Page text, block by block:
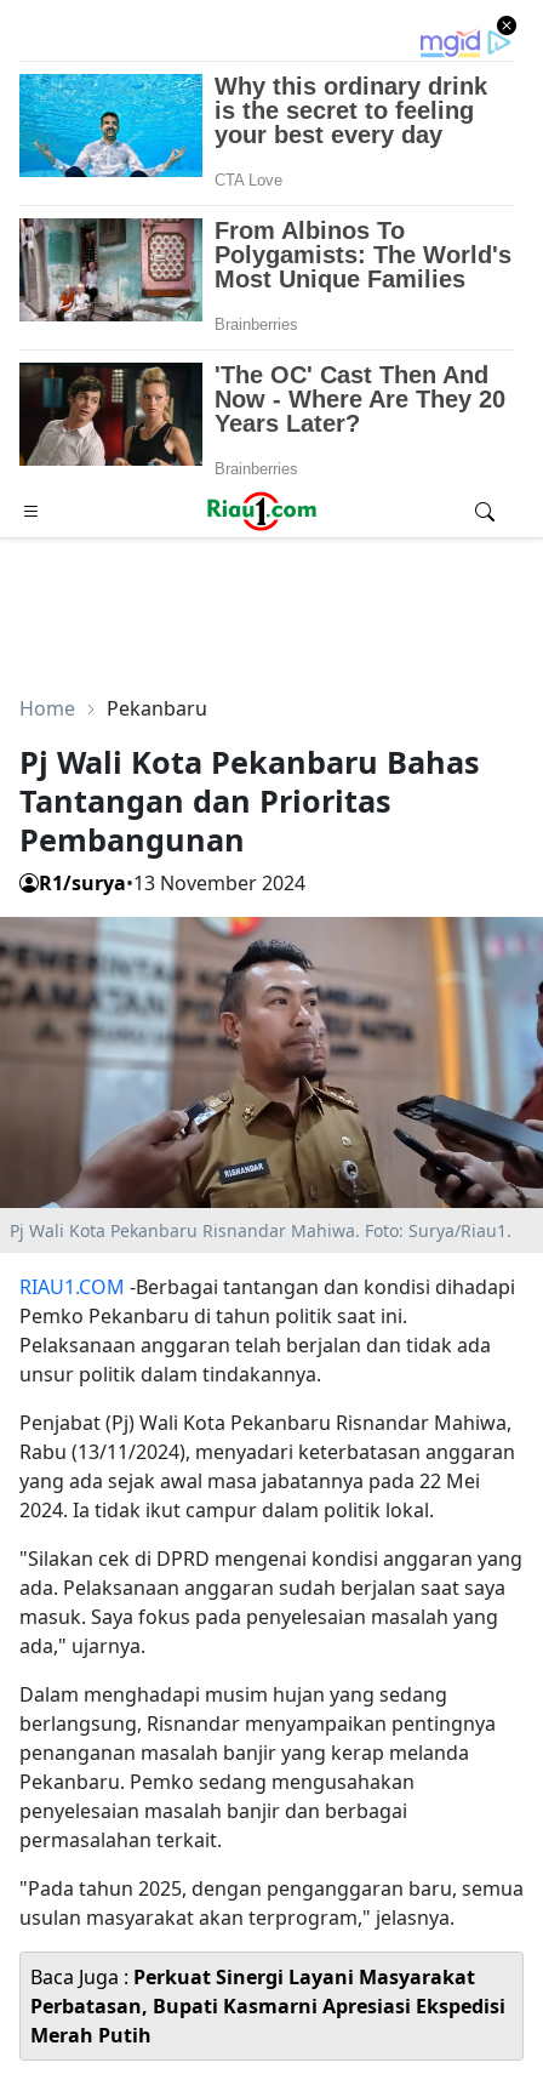
Advertisement
Home Pekanbaru
Pj Wali Kota Pekanbaru Bahas
Tantangan dan Prioritas
Pembangunan
R1/surya•13 November 2024
Pj Wali Kota Pekanbaru Risnandar Mahiwa. Foto: Surya/Riau1.
RIAU1.COM -Berbagai tantangan dan kondisi dihadapi
Pemko Pekanbaru di tahun politik saat ini.
Pelaksanaan anggaran telah berjalan dan tidak ada
unsur politik dalam tindakannya.
Penjabat (Pj) Wali Kota Pekanbaru Risnandar Mahiwa,
Rabu (13/11/2024), menyadari keterbatasan anggaran
yang ada sejak awal masa jabatannya pada 22 Mei
2024. Ia tidak ikut campur dalam politik lokal.
"Silakan cek di DPRD mengenai kondisi anggaran yang
ada. Pelaksanaan anggaran sudah berjalan saat saya
masuk. Saya fokus pada penyelesaian masalah yang
ada," ujarnya.
Dalam menghadapi musim hujan yang sedang
berlangsung, Risnandar menyampaikan pentingnya
penanganan masalah banjir yang kerap melanda
Pekanbaru. Pemko sedang mengusahakan
penyelesaian masalah banjir dan berbagai
permasalahan terkait.
"Pada tahun 2025, dengan penganggaran baru, semua
usulan masyarakat akan terprogram," jelasnya.
Baca Juga : Perkuat Sinergi Layani Masyarakat
Perbatasan, Bupati Kasmarni Apresiasi Ekspedisi
Merah Putih